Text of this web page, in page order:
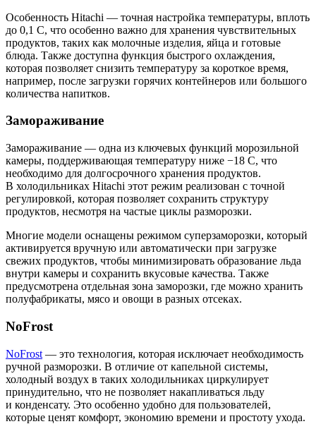
Особенность Hitachi — точная настройка температуры, вплоть
до 0,1 C, что особенно важно для хранения чувствительных
продуктов, таких как молочные изделия, яйца и готовые
блюда. Также доступна функция быстрого охлаждения,
которая позволяет снизить температуру за короткое время,
например, после загрузки горячих контейнеров или большого
количества напитков.
Замораживание
Замораживание — одна из ключевых функций морозильной
камеры, поддерживающая температуру ниже −18 C, что
необходимо для долгосрочного хранения продуктов.
В холодильниках Hitachi этот режим реализован с точной
регулировкой, которая позволяет сохранить структуру
продуктов, несмотря на частые циклы разморозки.
Многие модели оснащены режимом суперзаморозки, который
активируется вручную или автоматически при загрузке
свежих продуктов, чтобы минимизировать образование льда
внутри камеры и сохранить вкусовые качества. Также
предусмотрена отдельная зона заморозки, где можно хранить
полуфабрикаты, мясо и овощи в разных отсеках.
NoFrost
NoFrost — это технология, которая исключает необходимость
ручной разморозки. В отличие от капельной системы,
холодный воздух в таких холодильниках циркулирует
принудительно, что не позволяет накапливаться льду
и конденсату. Это особенно удобно для пользователей,
которые ценят комфорт, экономию времени и простоту ухода.